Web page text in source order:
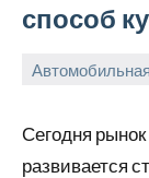
способ
2025
Сегодня
развивается